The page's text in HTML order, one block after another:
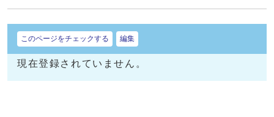
このページをチェックする 編集
現在登録されていません。